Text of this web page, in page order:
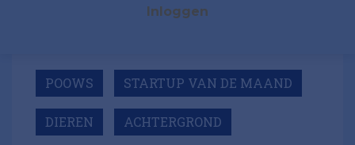
Inloggen
POOWS STARTUP VAN DE MAAND
DIEREN ACHTERGROND